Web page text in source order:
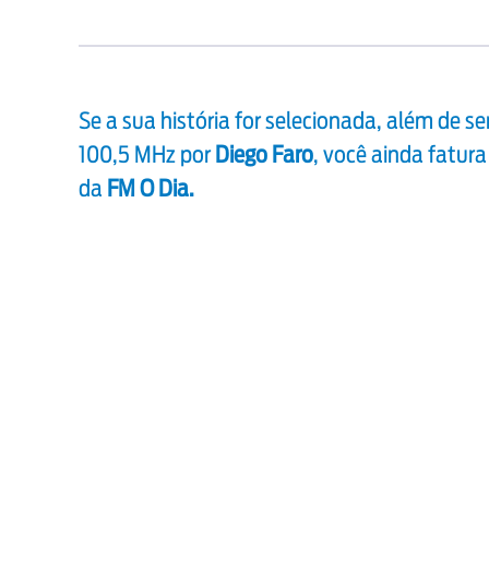
Se a sua história for selecionada, além de
100,5 MHz por Diego Faro, você ainda
da FM O Dia.